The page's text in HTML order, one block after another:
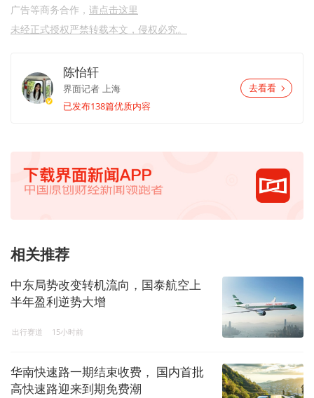
广告等商务合作， 请点击这里
未经正式授权严禁转载本文，侵权必究。
陈怡轩
界面记者 上海
已发布138篇优质内容
去看看
相关推荐
中东局势改变转机流向，国泰航空上
半年盈利逆势大增
出行赛道 15小时前
华南快速路一期结束收费， 国内首批
高快速路迎来到期免费潮